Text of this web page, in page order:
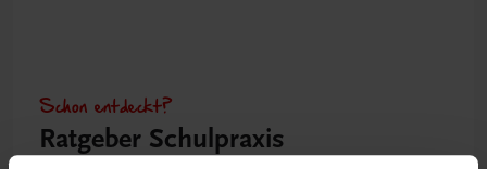
Schon entdeckt?
Ratgeber Schulpraxis